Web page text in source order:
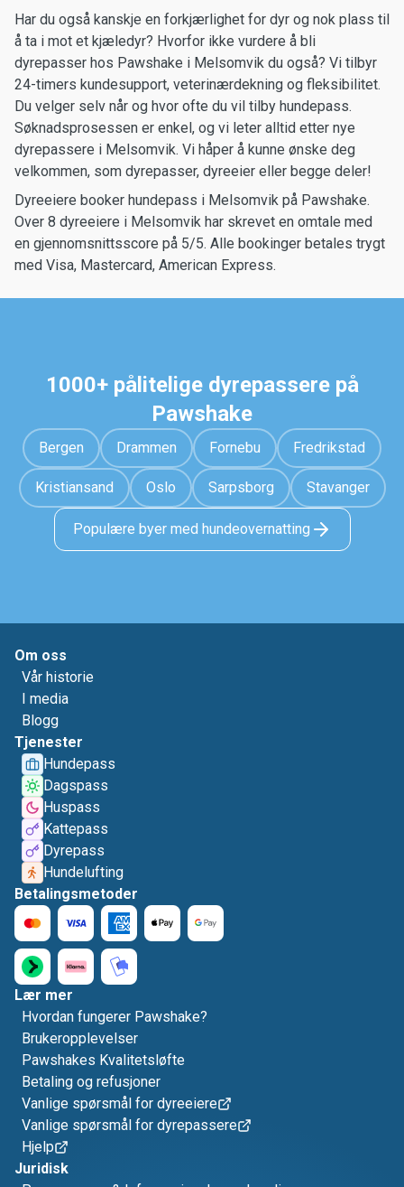
Har du også kanskje en forkjærlighet for dyr og nok plass til
å ta i mot et kjæledyr? Hvorfor ikke vurdere å bli
dyrepasser hos Pawshake i Melsomvik du også? Vi tilbyr
24-timers kundesupport, veterinærdekning og fleksibilitet.
Du velger selv når og hvor ofte du vil tilby hundepass.
Søknadsprosessen er enkel, og vi leter alltid etter nye
dyrepassere i Melsomvik. Vi håper å kunne ønske deg
velkommen, som dyrepasser, dyreeier eller begge deler!
Dyreeiere booker hundepass i Melsomvik på Pawshake.
Over 8 dyreeiere i Melsomvik har skrevet en omtale med
en gjennomsnittsscore på 5/5. Alle bookinger betales trygt
med Visa, Mastercard, American Express.
1000+ pålitelige dyrepassere på
Pawshake
Bergen Drammen Fornebu Fredrikstad
Kristiansand Oslo Sarpsborg Stavanger
Populære byer med hundeovernatting
Om oss
Vår historie
I media
Blogg
Tjenester
Hundepass
Dagspass
Huspass
Kattepass
Dyrepass
Hundelufting
Betalingsmetoder
Lær mer
Hvordan fungerer Pawshake?
Brukeropplevelser
Pawshakes Kvalitetsløfte
Betaling og refusjoner
Vanlige spørsmål for dyreeiere
Vanlige spørsmål for dyrepassere
Hjelp
Juridisk